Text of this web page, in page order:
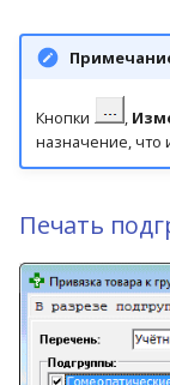
Справочник
Справочник
Справочник
(МКБ)
Справочник
населения
Кнопки
назначение, что
Печать